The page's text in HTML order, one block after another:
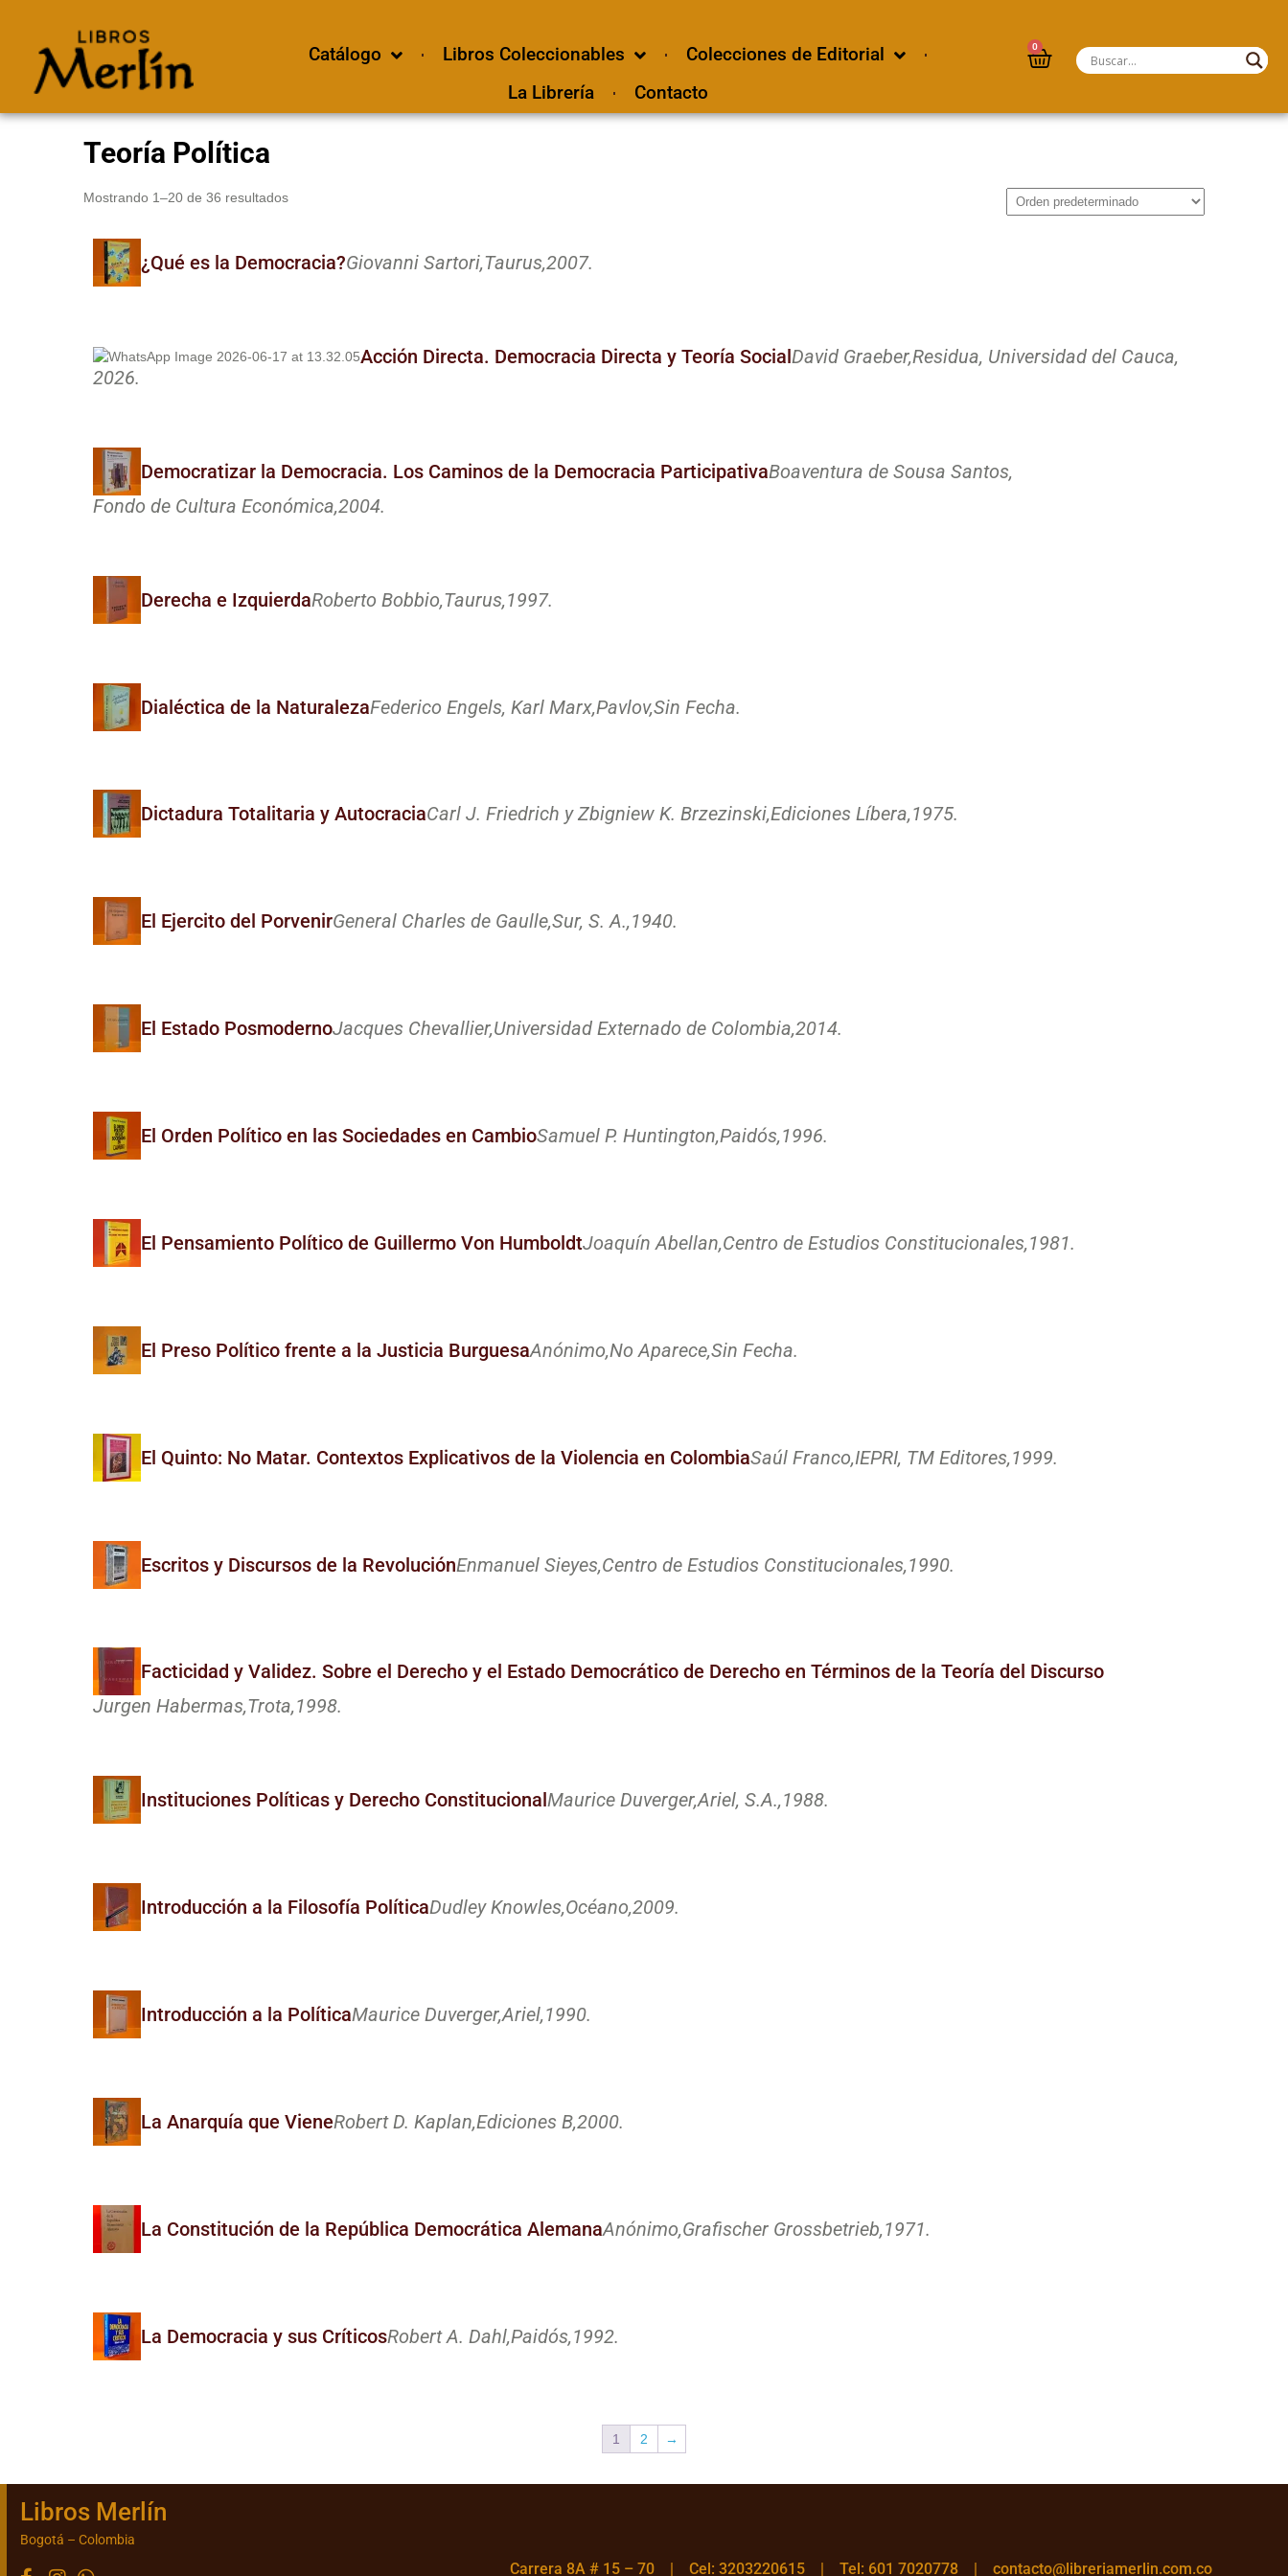
Catálogo Libros Coleccionables
Colecciones de Editorial
La Librería
Contacto
0
Teoría Política
Mostrando 1–20 de 36 resultados
¿Qué es la Democracia?Giovanni Sartori,Taurus,2007.
Acción Directa. Democracia Directa y Teoría SocialDavid Graeber,Residua, Universidad del Cauca,
2026.
Democratizar la Democracia. Los Caminos de la Democracia ParticipativaBoaventura de Sousa Santos,
Fondo de Cultura Económica,2004.
Derecha e IzquierdaRoberto Bobbio,Taurus,1997.
Dialéctica de la NaturalezaFederico Engels, Karl Marx,Pavlov,Sin Fecha.
Dictadura Totalitaria y AutocraciaCarl J. Friedrich y Zbigniew K. Brzezinski,Ediciones Líbera,1975.
El Ejercito del PorvenirGeneral Charles de Gaulle,Sur, S. A.,1940.
El Estado PosmodernoJacques Chevallier,Universidad Externado de Colombia,2014.
El Orden Político en las Sociedades en CambioSamuel P. Huntington,Paidós,1996.
El Pensamiento Político de Guillermo Von HumboldtJoaquín Abellan,Centro de Estudios Constitucionales,1981.
El Preso Político frente a la Justicia BurguesaAnónimo,No Aparece,Sin Fecha.
El Quinto: No Matar. Contextos Explicativos de la Violencia en ColombiaSaúl Franco,IEPRI, TM Editores,1999.
Escritos y Discursos de la RevoluciónEnmanuel Sieyes,Centro de Estudios Constitucionales,1990.
Facticidad y Validez. Sobre el Derecho y el Estado Democrático de Derecho en Términos de la Teoría del Discurso
Jurgen Habermas,Trota,1998.
Instituciones Políticas y Derecho ConstitucionalMaurice Duverger,Ariel, S.A.,1988.
Introducción a la Filosofía PolíticaDudley Knowles,Océano,2009.
Introducción a la PolíticaMaurice Duverger,Ariel,1990.
La Anarquía que VieneRobert D. Kaplan,Ediciones B,2000.
La Constitución de la República Democrática AlemanaAnónimo,Grafischer Grossbetrieb,1971.
La Democracia y sus CríticosRobert A. Dahl,Paidós,1992.
1 2 →
Libros Merlín
Bogotá – Colombia
Carrera 8A # 15 – 70 | Cel: 3203220615 | Tel: 601 7020778 | contacto@libreriamerlin.com.co